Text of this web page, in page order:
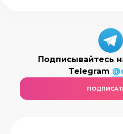
Подписывайтесь
Telegram